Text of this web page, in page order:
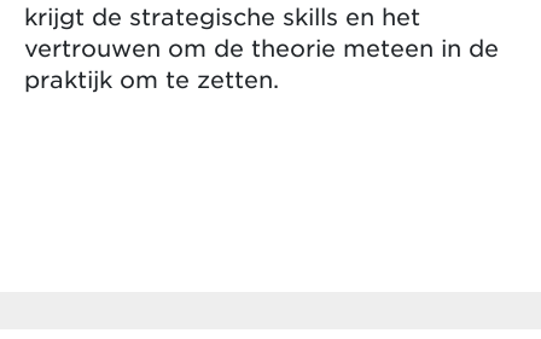
krijgt de strategische skills en het
vertrouwen om de theorie meteen in de
praktijk om te zetten.